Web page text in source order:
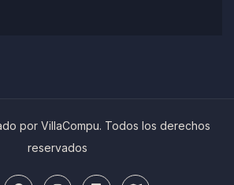
por VillaCompu. Todos los derechos
reservados